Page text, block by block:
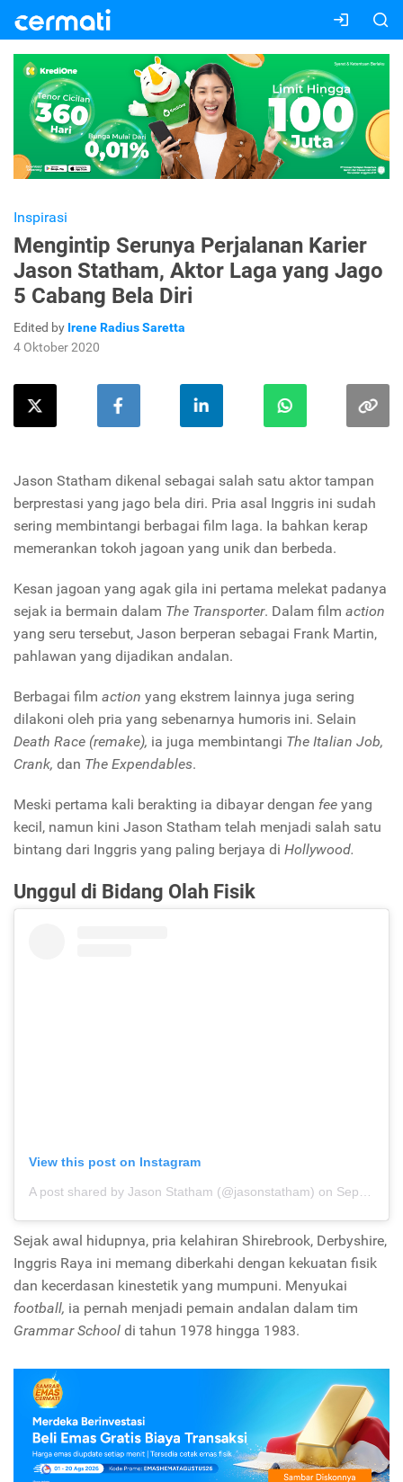
Inspirasi
Mengintip Serunya Perjalanan Karier
Jason Statham, Aktor Laga yang Jago
5 Cabang Bela Diri
Edited by Irene Radius Saretta
4 Oktober 2020
Jason Statham dikenal sebagai salah satu aktor tampan
berprestasi yang jago bela diri. Pria asal Inggris ini sudah
sering membintangi berbagai film laga. Ia bahkan kerap
memerankan tokoh jagoan yang unik dan berbeda.
Kesan jagoan yang agak gila ini pertama melekat padanya
sejak ia bermain dalam The Transporter. Dalam film action
yang seru tersebut, Jason berperan sebagai Frank Martin,
pahlawan yang dijadikan andalan.
Berbagai film action yang ekstrem lainnya juga sering
dilakoni oleh pria yang sebenarnya humoris ini. Selain
Death Race (remake), ia juga membintangi The Italian Job,
Crank, dan The Expendables.
Meski pertama kali berakting ia dibayar dengan fee yang
kecil, namun kini Jason Statham telah menjadi salah satu
bintang dari Inggris yang paling berjaya di Hollywood.
Unggul di Bidang Olah Fisik
View this post on Instagram
A post shared by Jason Statham (@jasonstatham) on Sep 14, 2019 at 9:22pm PDT
Sejak awal hidupnya, pria kelahiran Shirebrook, Derbyshire,
Inggris Raya ini memang diberkahi dengan kekuatan fisik
dan kecerdasan kinestetik yang mumpuni. Menyukai
football, ia pernah menjadi pemain andalan dalam tim
Grammar School di tahun 1978 hingga 1983.